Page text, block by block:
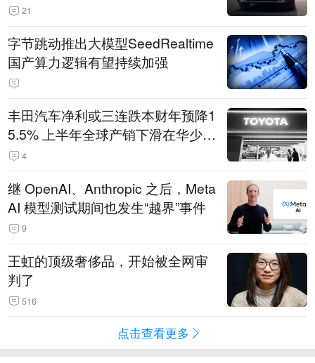
21
字节跳动推出大模型SeedRealtime
国产算力逻辑有望持续加强
丰田汽车净利或三连跌本财年预降1
5.5% 上半年全球产销下滑在华少卖
14.3万辆
4
继 OpenAI、Anthropic 之后，Meta
AI 模型测试期间也发生“越界”事件
9
王虹的顶级奢侈品，开始被全网审
判了
516
点击查看更多